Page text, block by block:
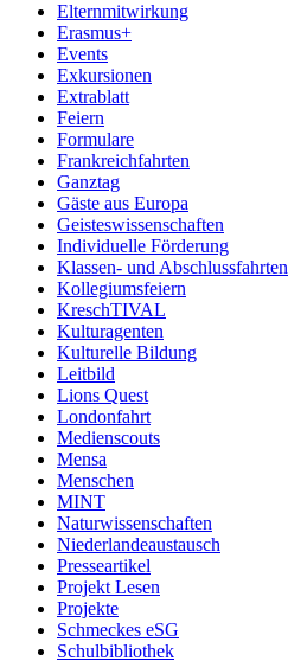
Elternmitwirkung
Erasmus+
Events
Exkursionen
Extrablatt
Feiern
Formulare
Frankreichfahrten
Ganztag
Gäste aus Europa
Geisteswissenschaften
Individuelle Förderung
Klassen- und Abschlussfahrten
Kollegiumsfeiern
KreschTIVAL
Kulturagenten
Kulturelle Bildung
Leitbild
Lions Quest
Londonfahrt
Medienscouts
Mensa
Menschen
MINT
Naturwissenschaften
Niederlandeaustausch
Presseartikel
Projekt Lesen
Projekte
Schmeckes eSG
Schulbibliothek